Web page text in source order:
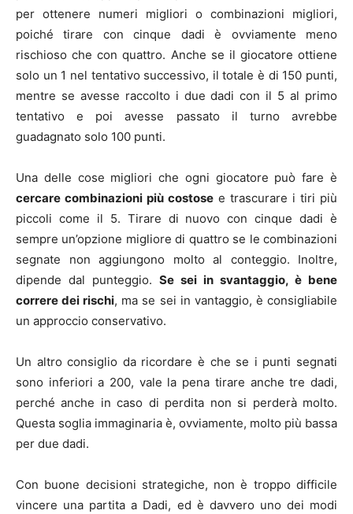
per ottenere numeri migliori o combinazioni migliori,
poiché tirare con cinque dadi è ovviamente meno
rischioso che con quattro. Anche se il giocatore ottiene
solo un 1 nel tentativo successivo, il totale è di 150 punti,
mentre se avesse raccolto i due dadi con il 5 al primo
tentativo e poi avesse passato il turno avrebbe
guadagnato solo 100 punti.
Una delle cose migliori che ogni giocatore può fare è
cercare combinazioni più costose e trascurare i tiri più
piccoli come il 5. Tirare di nuovo con cinque dadi è
sempre un’opzione migliore di quattro se le combinazioni
segnate non aggiungono molto al conteggio. Inoltre,
dipende dal punteggio. Se sei in svantaggio, è bene
correre dei rischi, ma se sei in vantaggio, è consigliabile
un approccio conservativo.
Un altro consiglio da ricordare è che se i punti segnati
sono inferiori a 200, vale la pena tirare anche tre dadi,
perché anche in caso di perdita non si perderà molto.
Questa soglia immaginaria è, ovviamente, molto più bassa
per due dadi.
Con buone decisioni strategiche, non è troppo difficile
vincere una partita a Dadi, ed è davvero uno dei modi